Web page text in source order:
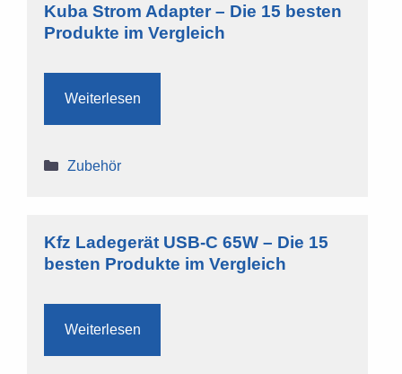
Kuba Strom Adapter – Die 15 besten
Produkte im Vergleich
Weiterlesen
Kategorien
Zubehör
Kfz Ladegerät USB-C 65W – Die 15
besten Produkte im Vergleich
Weiterlesen